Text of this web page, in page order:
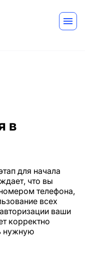
в
для начала
что вы
телефона,
всех
ваши
корректно
нужную